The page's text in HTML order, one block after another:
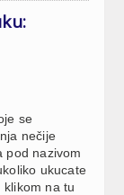
se
nečije
pod nazivom
ukucate
klikom na tu